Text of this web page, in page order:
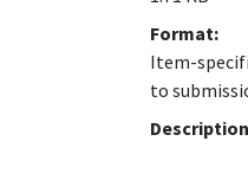
Format:
Item-
to